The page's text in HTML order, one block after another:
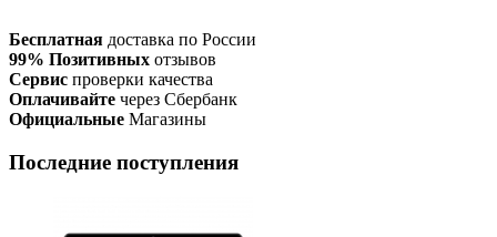
Бесплатная доставка по России
99% Позитивных отзывов
Сервис проверки качества
Оплачивайте через Сбербанк
Официальные Магазины
Последние поступления